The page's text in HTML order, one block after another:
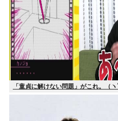
「童貞に解けない問題」がこれ。（